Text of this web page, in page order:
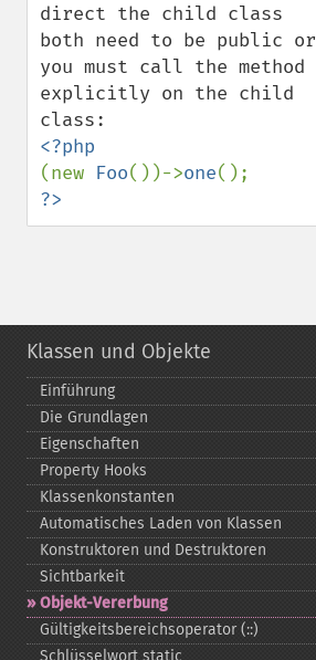
direct the child class
both need to be public or
you must call the method
explicitly on the child
(new Foo())->one
?>
Klassen und Objekte
Einführung
Die Grundlagen
Eigenschaften
Property Hooks
Klassenkonstanten
Automatisches Laden von Klassen
Konstruktoren und Destruktoren
Sichtbarkeit
Objekt-​Vererbung
Gültigkeitsbereichsoperator (::)
Schlüsselwort static